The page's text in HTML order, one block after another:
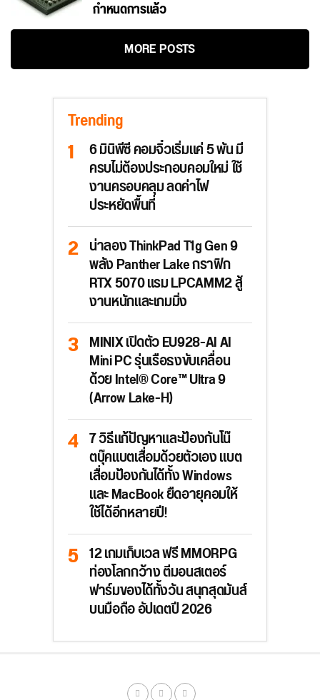
กำหนดการแล้ว
MORE POSTS
Trending
6 มินิพีซี คอมจิ๋วเริ่มแค่ 5 พัน มี
ครบไม่ต้องประกอบคอมใหม่ ใช้
งานครอบคลุม ลดค่าไฟ
ประหยัดพื้นที่
น่าลอง ThinkPad T1g Gen 9
พลัง Panther Lake กราฟิก
RTX 5070 แรม LPCAMM2 สู้
งานหนักและเกมมิ่ง
MINIX เปิดตัว EU928-AI AI
Mini PC รุ่นเรือธงขับเคลื่อน
ด้วย Intel® Core™ Ultra 9
(Arrow Lake-H)
7 วิธีแก้ปัญหาและป้องกันโน๊
ตบุ๊คแบตเสื่อมด้วยตัวเอง แบต
เสื่อมป้องกันได้ทั้ง Windows
และ MacBook ยืดอายุคอมให้
ใช้ได้อีกหลายปี!
12 เกมเก็บเวล ฟรี MMORPG
ท่องโลกกว้าง ตีมอนสเตอร์
ฟาร์มของได้ทั้งวัน สนุกสุดมันส์
บนมือถือ อัปเดตปี 2026